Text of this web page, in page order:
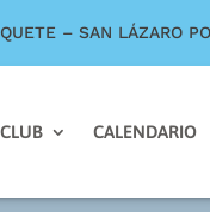
– SAN LÁZARO
CALENDARIO